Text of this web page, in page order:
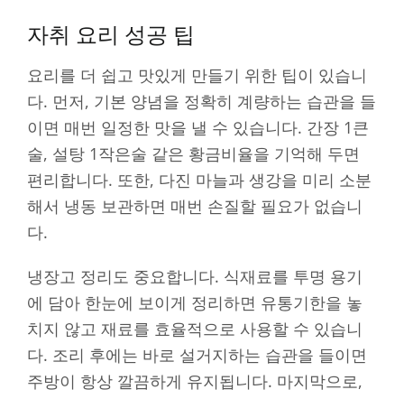
자취 요리 성공 팁
요리를 더 쉽고 맛있게 만들기 위한 팁이 있습니
다. 먼저, 기본 양념을 정확히 계량하는 습관을 들
이면 매번 일정한 맛을 낼 수 있습니다. 간장 1큰
술, 설탕 1작은술 같은 황금비율을 기억해 두면
편리합니다. 또한, 다진 마늘과 생강을 미리 소분
해서 냉동 보관하면 매번 손질할 필요가 없습니
다.
냉장고 정리도 중요합니다. 식재료를 투명 용기
에 담아 한눈에 보이게 정리하면 유통기한을 놓
치지 않고 재료를 효율적으로 사용할 수 있습니
다. 조리 후에는 바로 설거지하는 습관을 들이면
주방이 항상 깔끔하게 유지됩니다. 마지막으로,